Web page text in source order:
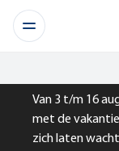
Van 3 t/m 16
met de
zich laten